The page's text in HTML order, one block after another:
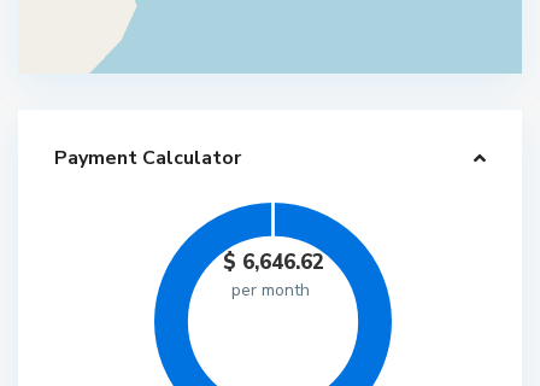
Payment Calculator
$ 6,646.62
per month